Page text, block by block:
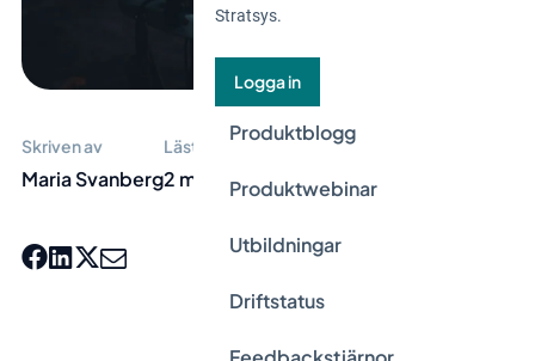
Stratsys.
Logga in
Produktblogg
Produktwebinar
Utbildningar
Driftstatus
Skriven av
Maria Svanberg
Lästid
2 min